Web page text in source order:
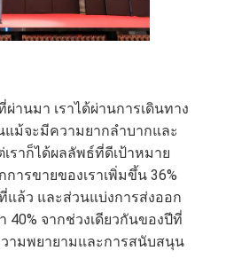
ผ่านมา เราได้ผ่านการเดินทาง
ม้จะมีความยากลำบากและ
ราก็ได้ผลลัพธ์ที่ดีเป้าหมาย
ารขายของเราเพิ่มขึ้น 36%
แล้ว และส่วนแบ่งการส่งออก
40% จากช่วงเดียวกันของปีที่
ามพยายามและการสนับสนุน